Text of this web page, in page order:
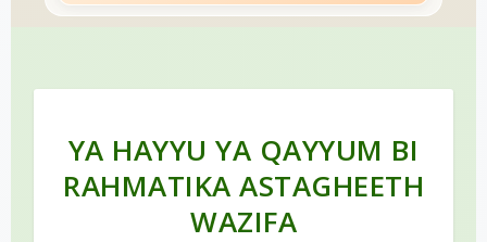
YA HAYYU YA QAYYUM BI
RAHMATIKA ASTAGHEETH
WAZIFA